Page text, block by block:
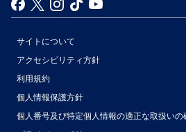
サイトについて
アクセシビリティ方針
利用規約
個人情報保護方針
個人番号及び特定個人情報の適正な取扱い